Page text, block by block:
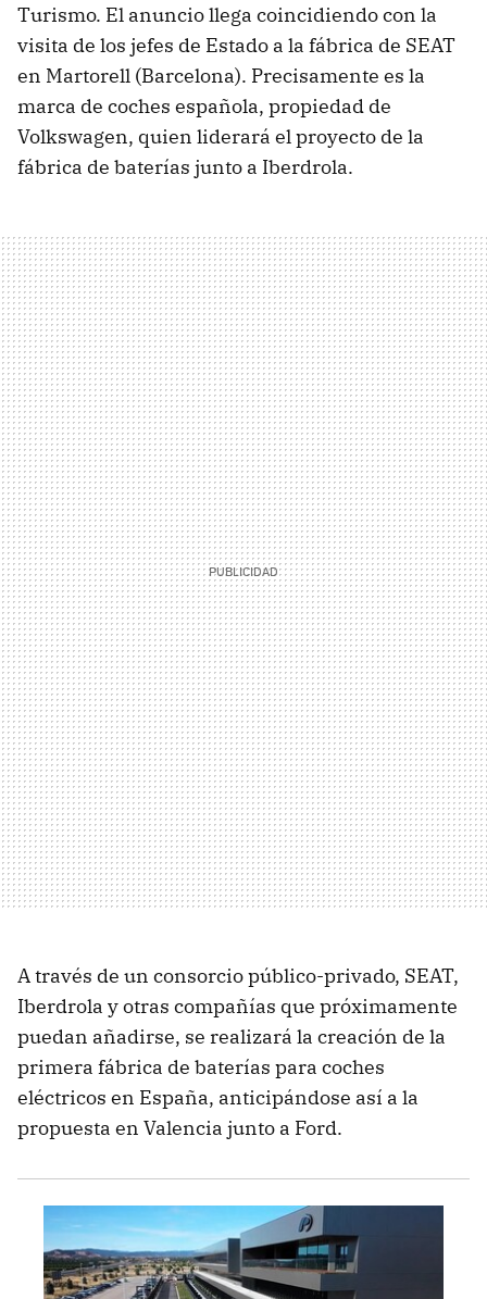
Turismo. El anuncio llega coincidiendo con la
visita de los jefes de Estado a la fábrica de SEAT
en Martorell (Barcelona). Precisamente es la
marca de coches española, propiedad de
Volkswagen, quien liderará el proyecto de la
fábrica de baterías junto a Iberdrola.
A través de un consorcio público-privado, SEAT,
Iberdrola y otras compañías que próximamente
puedan añadirse, se realizará la creación de la
primera fábrica de baterías para coches
eléctricos en España, anticipándose así a la
propuesta en Valencia junto a Ford.